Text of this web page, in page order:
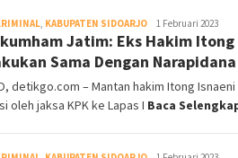
, KABUPATEN SIDOARJO DetikGo
1 Februari 2023
Jatim: Eks Hakim Itong
Sama Dengan
detikgo.com – Mantan hakim Itong
oleh jaksa KPK ke Lapas I Baca